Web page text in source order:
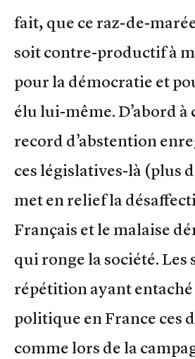
fait, que ce raz-de-
soit contre-productif à
pour la démocratie et
élu lui-même. D’abord à
record d’abstention
ces législatives-là (plus
met en relief la
Français et le malaise
qui ronge la société. Les
répétition ayant entaché
politique en France ces
comme lors de la